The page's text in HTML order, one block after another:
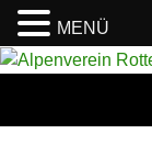
MENÜ